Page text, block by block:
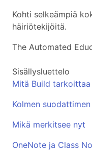
Kohti selkeämpiä
häiriötekijöitä.
The Automated
Sisällysluettelo
Mitä Build tarkoittaa
Kolmen
Mikä merkitsee nyt
OneNote ja Class